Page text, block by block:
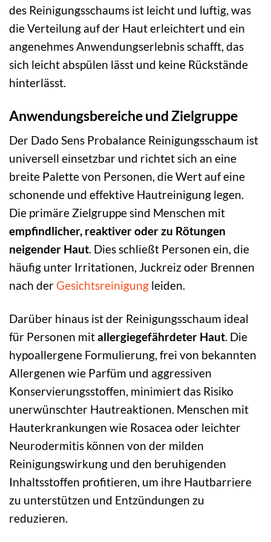
des Reinigungsschaums ist leicht und luftig, was
die Verteilung auf der Haut erleichtert und ein
angenehmes Anwendungserlebnis schafft, das
sich leicht abspülen lässt und keine Rückstände
hinterlässt.
Anwendungsbereiche und Zielgruppe
Der Dado Sens Probalance Reinigungsschaum ist
universell einsetzbar und richtet sich an eine
breite Palette von Personen, die Wert auf eine
schonende und effektive Hautreinigung legen.
Die primäre Zielgruppe sind Menschen mit
empfindlicher, reaktiver oder zu Rötungen
neigender Haut. Dies schließt Personen ein, die
häufig unter Irritationen, Juckreiz oder Brennen
nach derGesichtsreinigung leiden.
Darüber hinaus ist der Reinigungsschaum ideal
für Personen mitallergiegefährdeter Haut. Die
hypoallergene Formulierung, frei von bekannten
Allergenen wie Parfüm und aggressiven
Konservierungsstoffen, minimiert das Risiko
unerwünschter Hautreaktionen. Menschen mit
Hauterkrankungen wie Rosacea oder leichter
Neurodermitis können von der milden
Reinigungswirkung und den beruhigenden
Inhaltsstoffen profitieren, um ihre Hautbarriere
zu unterstützen und Entzündungen zu
reduzieren.